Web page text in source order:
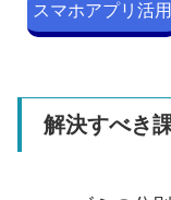
スマホアプリ活用
解決すべき